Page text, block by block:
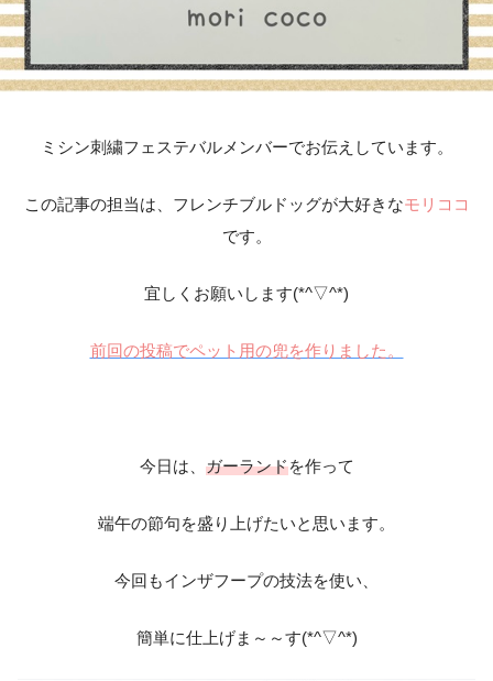
ミシン刺繍フェステバルメンバーでお伝えしています。
この記事の担当は、フレンチブルドッグが大好きなモリココ
です。
宜しくお願いします(*^▽^*)
前回の投稿でペット用の兜を作りました。
今日は、 ガーランドを作って
端午の節句を盛り上げたいと思います。
今回もインザフープの技法を使い、
簡単に仕上げま～～す(*^▽^*)